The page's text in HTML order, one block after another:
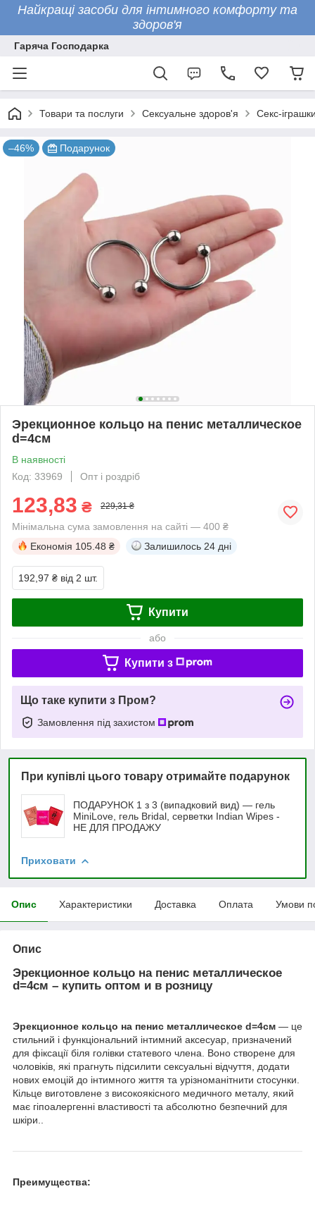
Найкращі засоби для інтимного комфорту та
здоров'я
Гаряча Господарка
Товари та послуги Сексуальне здоров'я Секс-
–46% Подарунок
Эрекционное кольцо на пенис металлическое
d=4см
В наявності
Код: 33969
Опт і роздріб
123,83 ₴ 229,31 ₴
Мінімальна сума замовлення на сайті — 400 ₴
Економія 105.48 ₴ Залишилось 24 дні
192,97 ₴ від 2 шт.
Купити
або
Купити з
Що таке купити з Пром?
Замовлення під захистом
При купівлі цього товару отримайте подарунок
ПОДАРУНОК 1 з 3 (випадковий вид) — гель
MiniLove, гель Bridal, серветки Indian Wipes -
НЕ ДЛЯ ПРОДАЖУ
Приховати
Опис Характеристики Доставка Оплата Умови
Опис
Эрекционное кольцо на пенис металлическое
d=4см – купить оптом и в розницу
Эрекционное кольцо на пенис металлическое d=4см — це
стильний і функціональний інтимний аксесуар, призначений
для фіксації біля голівки статевого члена. Воно створене для
чоловіків, які прагнуть підсилити сексуальні відчуття, додати
нових емоцій до інтимного життя та урізноманітнити стосунки.
Кільце виготовлене з високоякісного медичного металу, який
має гіпоалергенні властивості та абсолютно безпечний для
шкіри..
Преимущества: